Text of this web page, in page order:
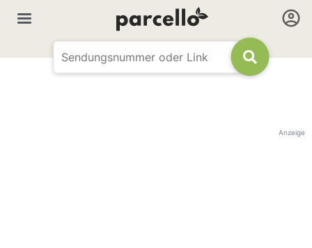
Anzeige